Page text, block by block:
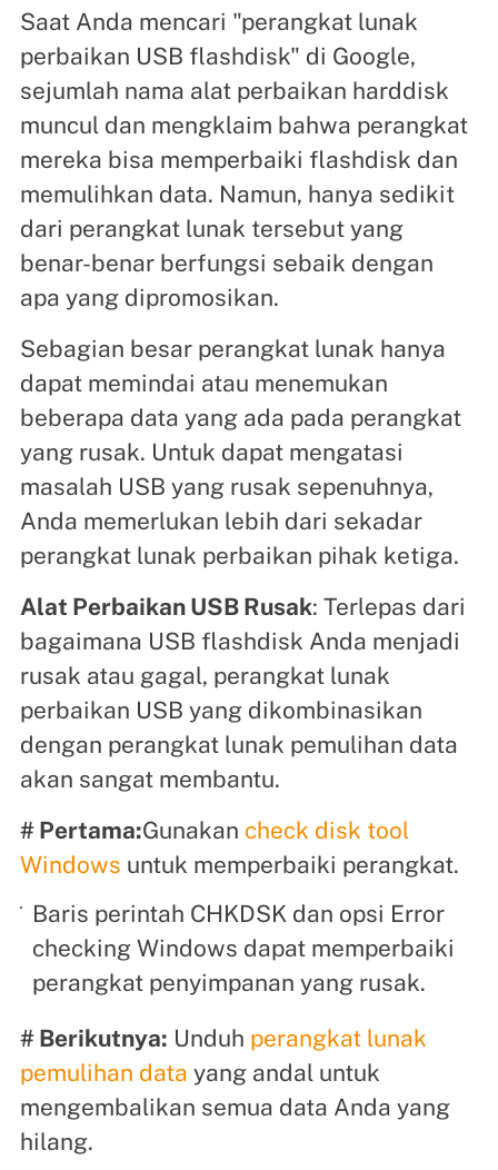
Saat Anda mencari "perangkat lunak
perbaikan USB flashdisk" di Google,
sejumlah nama alat perbaikan harddisk
muncul dan mengklaim bahwa perangkat
mereka bisa memperbaiki flashdisk dan
memulihkan data. Namun, hanya sedikit
dari perangkat lunak tersebut yang
benar-benar berfungsi sebaik dengan
apa yang dipromosikan.
Sebagian besar perangkat lunak hanya
dapat memindai atau menemukan
beberapa data yang ada pada perangkat
yang rusak. Untuk dapat mengatasi
masalah USB yang rusak sepenuhnya,
Anda memerlukan lebih dari sekadar
perangkat lunak perbaikan pihak ketiga.
Alat Perbaikan USB Rusak: Terlepas dari
bagaimana USB flashdisk Anda menjadi
rusak atau gagal, perangkat lunak
perbaikan USB yang dikombinasikan
dengan perangkat lunak pemulihan data
akan sangat membantu.
# Pertama:Gunakan check disk tool
Windows untuk memperbaiki perangkat.
Baris perintah CHKDSK dan opsi Error
checking Windows dapat memperbaiki
perangkat penyimpanan yang rusak.
# Berikutnya: Unduh perangkat lunak
pemulihan data yang andal untuk
mengembalikan semua data Anda yang
hilang.